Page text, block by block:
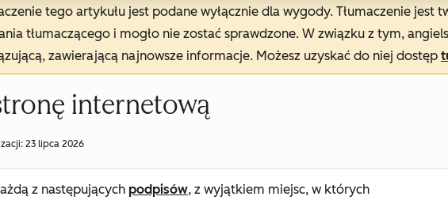
tego artykułu jest podane wyłącznie dla wygody. Tłumaczenie
tłumaczącego i mogło nie zostać sprawdzone. W związku z tym,
zawierającą najnowsze informacje. Możesz uzyskać do niej dostęp
internetową
23 lipca 2026
z następujących podpisów, z wyjątkiem miejsc, w których